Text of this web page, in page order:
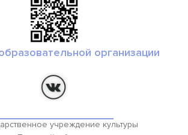
организации
учреждение культуры